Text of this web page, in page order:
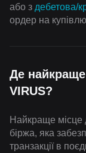
або з дебетова/
ордер на
Де найкраще
VIRUS?
Найкраще місце
біржа, яка
транзакції в